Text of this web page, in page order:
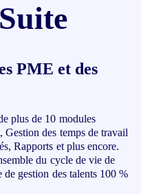
PME et des
plus de 10 modules
Gestion des temps de travail
Rapports et plus encore.
du cycle de vie de
de gestion des talents 100 %